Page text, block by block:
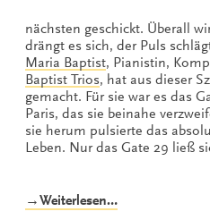
nächsten geschickt. Überall
drängt es sich, der Puls
Maria Baptist, Pianistin,
Baptist Trios, hat aus dieser
gemacht. Für sie war es das
Paris, das sie beinahe
sie herum pulsierte das
Leben. Nur das Gate 29 ließ
→Weiterlesen…„Vom